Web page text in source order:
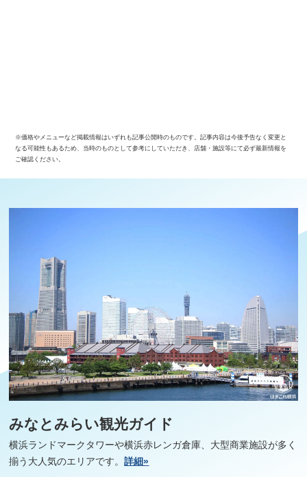
※価格やメニューなど掲載情報はいずれも記事公開時のものです。記事内容は今後予告なく変更と
なる可能性もあるため、当時のものとして参考にしていただき、店舗・施設等にて必ず最新情報を
ご確認ください。
みなとみらい観光ガイド
横浜ランドマークタワーや横浜赤レンガ倉庫、大型商業施設が多く
揃う大人気のエリアです。詳細»